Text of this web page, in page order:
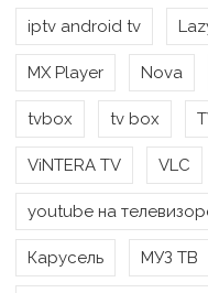
iptv android tv
MX Player Nova
tvbox tv box
ViNTERA TV VLC
youtube на
Карусель МУЗ ТВ